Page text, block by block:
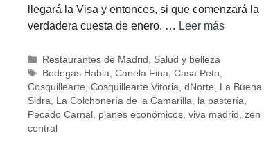
llegará la Visa y entonces, si que comenzará la
verdadera cuesta de enero. … Leer más
Restaurantes de Madrid
Salud y belleza
Bodegas Habla Canela Fina Casa Peto,
Cosquillearte Cosquillearte Vitoria dNorte
La Buena
Sidra
La Colchonería de la Camarilla la pastería
Pecado Carnal
planes económicos, viva madrid
zen
central